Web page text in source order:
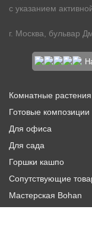
с указанием
г. Москва, бульвар
Комнатные растения
Готовые композиции
Для офиса
Для сада
Горшки кашпо
Сопутствующие
Мастерская Bohan